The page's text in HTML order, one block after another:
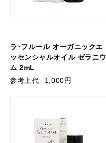
ラ･フルール オーガニックエ
ッセンシャルオイル ゼラニウ
ム 2mL
参考上代
1,000円